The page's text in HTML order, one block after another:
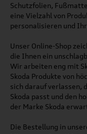
Schutzfolien,
eine Vielzahl von
personalisieren und
Unser Online-Shop
die Ihnen ein
Wir arbeiten eng mit
Skoda Produkte von
sich darauf verlassen,
Skoda passt und den
der Marke Skoda
Die Bestellung in